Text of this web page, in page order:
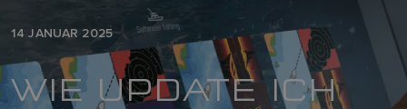
14 JANUAR 2025
WIE UPDATE ICH